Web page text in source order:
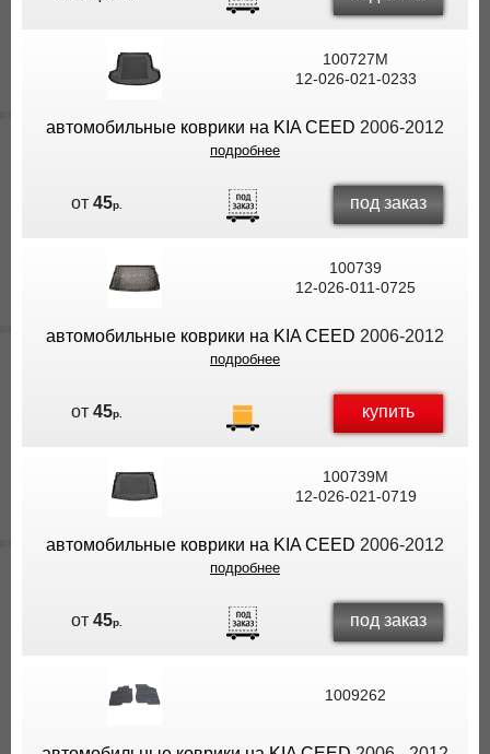
100727M
12-026-021-0233
автомобильные коврики на KIA CEED 2006-2012
подробнее
от45р. под заказ
100739
12-026-011-0725
автомобильные коврики на KIA CEED 2006-2012
подробнее
от45р. купить
100739M
12-026-021-0719
автомобильные коврики на KIA CEED 2006-2012
подробнее
от45р. под заказ
1009262